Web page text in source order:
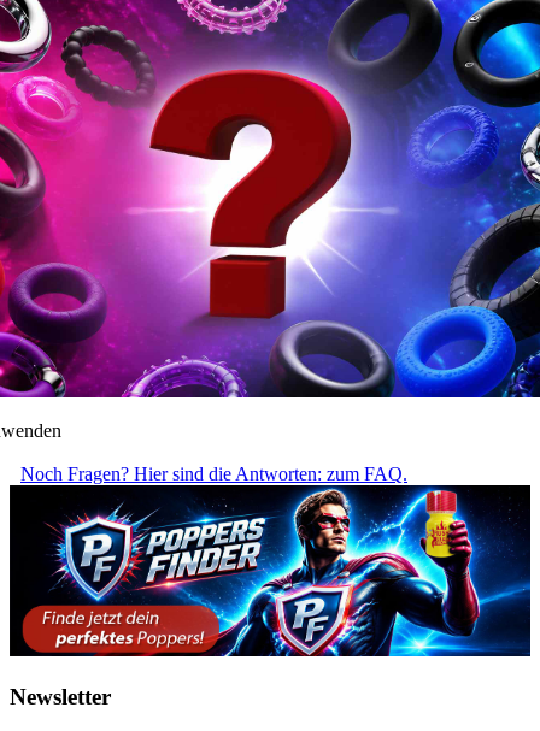
Noch Fragen? Hier sind die Antworten: zum FAQ.
Newsletter